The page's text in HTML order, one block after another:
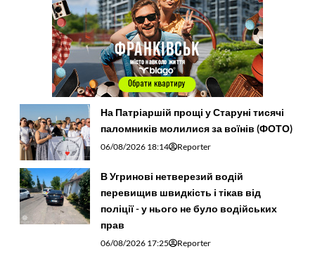
На Патріаршій прощі у Старуні тисячі
паломників молилися за воїнів (ФОТО)
06/08/2026 18:14 Reporter
В Угринові нетверезий водій
перевищив швидкість і тікав від
поліції - у нього не було водійських
прав
06/08/2026 17:25 Reporter